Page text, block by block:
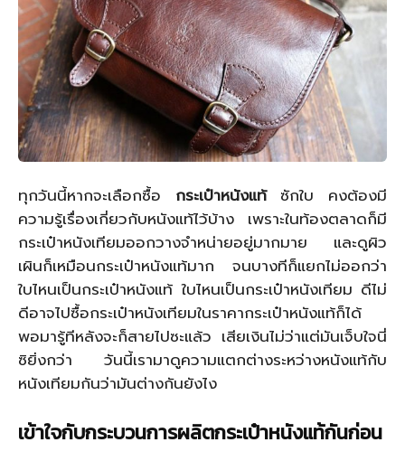
ทุกวันนี้หากจะเลือกซื้อ กระเป๋าหนังแท้ซักใบ คงต้องมี
ความรู้เรื่องเกี่ยวกับหนังแท้ไว้บ้าง เพราะในท้องตลาดก็มี
กระเป๋าหนังเทียมออกวางจำหน่ายอยู่มากมาย และดูผิว
เผินก็เหมือนกระเป๋าหนังแท้มาก จนบางทีก็แยกไม่ออกว่า
ใบไหนเป็นกระเป๋าหนังแท้ ใบไหนเป็นกระเป๋าหนังเทียม ดีไม่
ดีอาจไปซื้อกระเป๋าหนังเทียมในราคากระเป๋าหนังแท้ก็ได้
พอมารู้ทีหลังจะก็สายไปซะแล้ว เสียเงินไม่ว่าแต่มันเจ็บใจนี่
ซิยิ่งกว่า วันนี้เรามาดูความแตกต่างระหว่างหนังแท้กับ
หนังเทียมกันว่ามันต่างกันยังไง
เข้าใจกับกระบวนการผลิตกระเป๋าหนังแท้กันก่อน